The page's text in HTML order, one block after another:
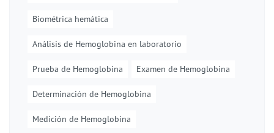
Biométrica hemática
Análisis de Hemoglobina en laboratorio
Prueba de Hemoglobina Examen de Hemoglobina
Determinación de Hemoglobina
Medición de Hemoglobina